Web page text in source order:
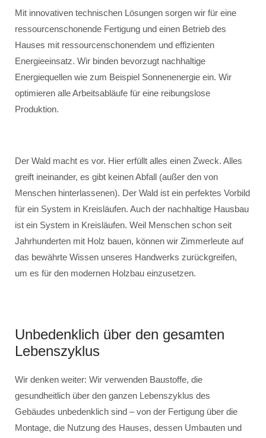
Mit innovativen technischen Lösungen sorgen wir für eine
ressourcenschonende Fertigung und einen Betrieb des
Hauses mit ressourcenschonendem und effizienten
Energieeinsatz. Wir binden bevorzugt nachhaltige
Energiequellen wie zum Beispiel Sonnenenergie ein. Wir
optimieren alle Arbeitsabläufe für eine reibungslose
Produktion.
Der Wald macht es vor. Hier erfüllt alles einen Zweck. Alles
greift ineinander, es gibt keinen Abfall (außer den von
Menschen hinterlassenen). Der Wald ist ein perfektes Vorbild
für ein System in Kreisläufen. Auch der nachhaltige Hausbau
ist ein System in Kreisläufen. Weil Menschen schon seit
Jahrhunderten mit Holz bauen, können wir Zimmerleute auf
das bewährte Wissen unseres Handwerks zurückgreifen,
um es für den modernen Holzbau einzusetzen.
Unbedenklich über den gesamten
Lebenszyklus
Wir denken weiter: Wir verwenden Baustoffe, die
gesundheitlich über den ganzen Lebenszyklus des
Gebäudes unbedenklich sind – von der Fertigung über die
Montage, die Nutzung des Hauses, dessen Umbauten und